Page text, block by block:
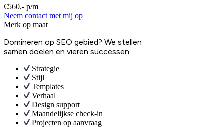
€560,- p/m
Neem contact met mij op
Merk op maat
Domineren op SEO gebied? We stellen
samen doelen en vieren successen.
Strategie
Stijl
Templates
Verhaal
Design support
Maandelijkse check-in
Projecten op aanvraag